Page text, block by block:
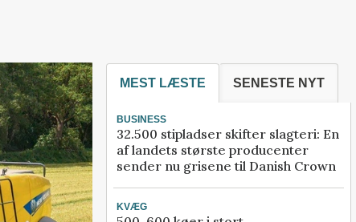
MEST LÆSTE SENESTE NYT
BUSINESS
32.500 stipladser skifter slagteri: En
af landets største producenter
sender nu grisene til Danish Crown
KVÆG